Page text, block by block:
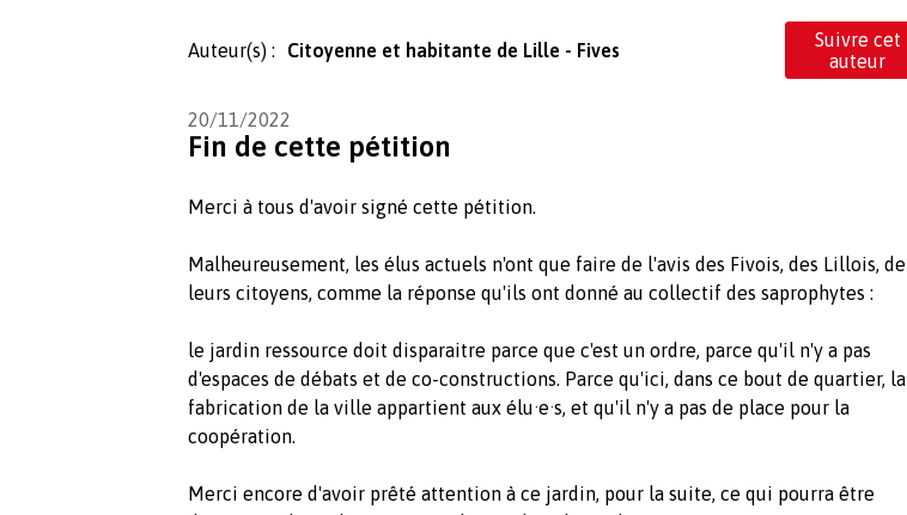
Auteur(s) : Citoyenne et habitante de Lille - Fives
Suivre cet
auteur
20/11/2022
Fin de cette pétition
Merci à tous d'avoir signé cette pétition.
Malheureusement, les élus actuels n'ont que faire de l'avis des Fivois, des Lillois, de
leurs citoyens, comme la réponse qu'ils ont donné au collectif des saprophytes :
le jardin ressource doit disparaitre parce que c'est un ordre, parce qu'il n'y a pas
d'espaces de débats et de co-constructions. Parce qu'ici, dans ce bout de quartier, la
fabrication de la ville appartient aux élu·e·s, et qu'il n'y a pas de place pour la
coopération.
Merci encore d'avoir prêté attention à ce jardin, pour la suite, ce qui pourra être